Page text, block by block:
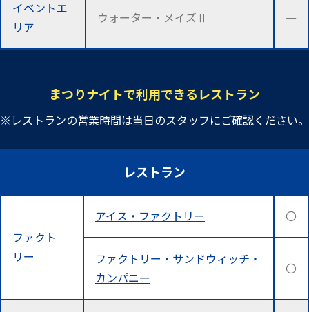
イベントエ
リア
ウォーター・メイズⅡ ―
まつりナイトで利用できるレストラン
※レストランの営業時間は当日のスタッフにご確認ください。
レストラン
ファクト
リー
アイス・ファクトリー 〇
ファクトリー・サンドウィッチ・
カンパニー
〇